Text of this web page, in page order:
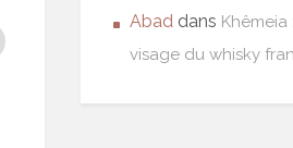
Abad dans
visage du whisky